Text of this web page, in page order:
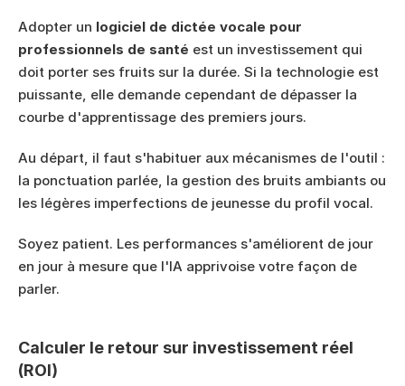
Adopter un logiciel de dictée vocale pour
professionnels de santé est un investissement qui
doit porter ses fruits sur la durée. Si la technologie est
puissante, elle demande cependant de dépasser la
courbe d'apprentissage des premiers jours.
Au départ, il faut s'habituer aux mécanismes de l'outil :
la ponctuation parlée, la gestion des bruits ambiants ou
les légères imperfections de jeunesse du profil vocal.
Soyez patient. Les performances s'améliorent de jour
en jour à mesure que l'IA apprivoise votre façon de
parler.
Calculer le retour sur investissement réel
(ROI)